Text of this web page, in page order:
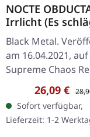
NOCTE
Irrlicht (Es
dem Mond ein
Herz) |
Black Metal.
am 16.04.2021, auf
Supreme Chaos
Ultra Clear Doppel-
mit grauen,
schwarzen
26,09 €
Sofort verfügbar,
Lieferzeit: 1-2